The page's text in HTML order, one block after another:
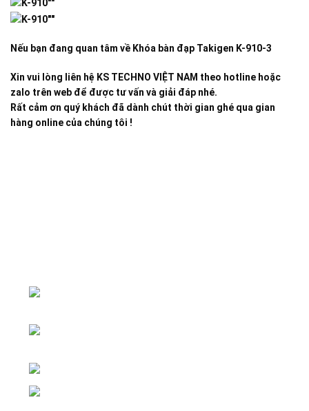
Nếu bạn đang quan tâm về Khóa bàn đạp Takigen K-910-3
Xin vui lòng liên hệ KS TECHNO VIỆT NAM theo hotline hoặc
zalo trên web để được tư vấn và giải đáp nhé.
Rất cảm ơn quý khách đã dành chút thời gian ghé qua gian
hàng online của chúng tôi !